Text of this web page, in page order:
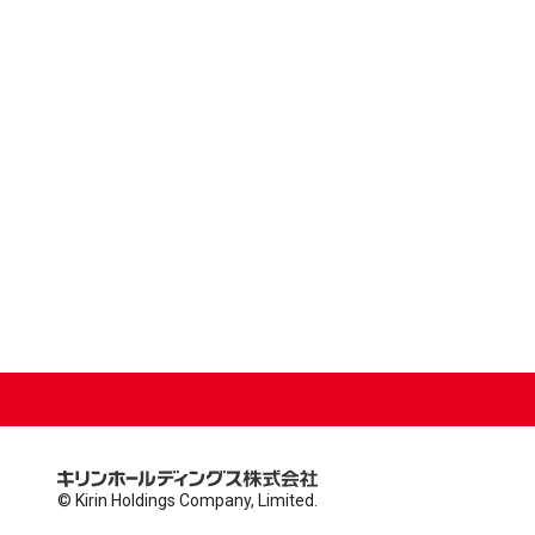
© Kirin Holdings Company, Limited.